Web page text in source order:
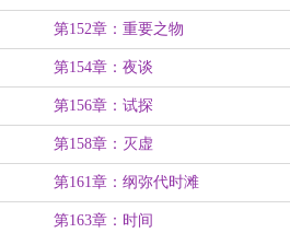
第152章：重要之物
第154章：夜谈
第156章：试探
第158章：灭虚
第161章：纲弥代时滩
第163章：时间